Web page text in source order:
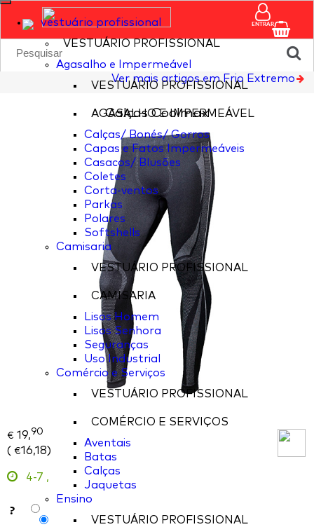
vestuário profissional
VESTUÁRIO PROFISSIONAL
Agasalho e Impermeável
VESTUÁRIO PROFISSIONAL
AGASALHO E IMPERMEÁVEL
Calças/ Bonés/ Gorros
Capas e Fatos Impermeáveis
Casacos/ Blusões
Coletes
Corta-ventos
Parkas
Polares
Softshells
Camisaria
VESTUÁRIO PROFISSIONAL
CAMISARIA
Lisos Homem
Lisos Senhora
Seguranças
Uso Industrial
Comércio e Serviços
VESTUÁRIO PROFISSIONAL
COMÉRCIO E SERVIÇOS
Aventais
Batas
Calças
Jaquetas
Ensino
VESTUÁRIO PROFISSIONAL
ENTRAR
Ver mais artigos em Frio Extremo
Calças Coolmax
€ 19,90
( €16,18)
4-7 ,
?